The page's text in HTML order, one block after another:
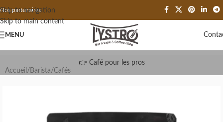
Skip to navigation
Skip to main content
Nos partenaires
MENU
👉 Café pour les pros
Accueil / Barista/Cafés